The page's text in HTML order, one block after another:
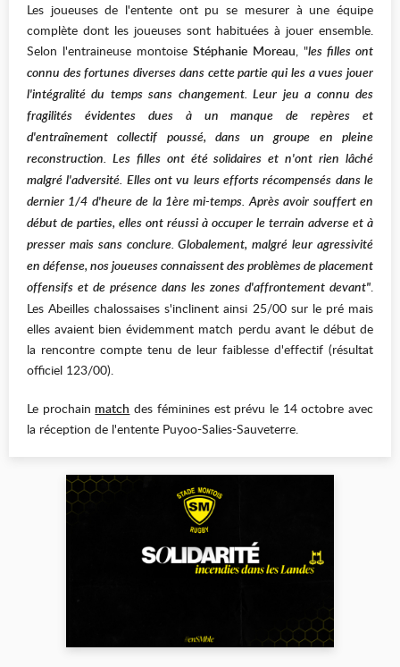
Les joueuses de l'entente ont pu se mesurer à une équipe
complète dont les joueuses sont habituées à jouer ensemble.
Selon l'entraineuse montoiseStéphanie Moreau, "les filles ont
connu des fortunes diverses dans cette partie qui les a vues jouer
l'intégralité du temps sans changement. Leur jeu a connu des
fragilités évidentes dues à un manque de repères et
d'entraînement collectif poussé, dans un groupe en pleine
reconstruction. Les filles ont été solidaires et n'ont rien lâché
malgré l'adversité. Elles ont vu leurs efforts récompensés dans le
dernier 1/4 d'heure de la 1ère mi-temps. Après avoir souffert en
début de parties, elles ont réussi à occuper le terrain adverse et à
presser mais sans conclure. Globalement, malgré leur agressivité
en défense, nos joueuses connaissent des problèmes de placement
offensifs et de présence dans les zones d'affrontement devant".
Les Abeilles chalossaises s'inclinent ainsi 25/00 sur le pré mais
elles avaient bien évidemment match perdu avant le début de
la rencontre compte tenu de leur faiblesse d'effectif (résultat
officiel 123/00).
Le prochain match des féminines est prévu le 14 octobre avec
la réception de l'entente Puyoo-Salies-Sauveterre.